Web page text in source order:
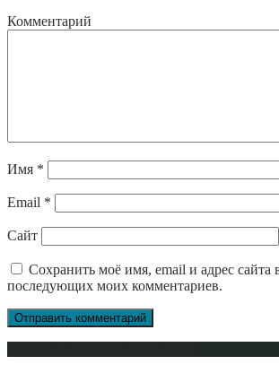
Комментарий
Имя *
Email *
Сайт
Сохранить моё имя, email и адрес сайта
последующих моих комментариев.